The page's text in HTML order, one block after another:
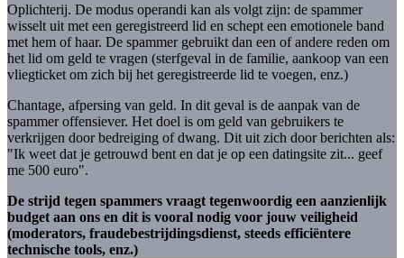
Oplichterij. De modus operandi kan als volgt zijn: de spammer
wisselt uit met een geregistreerd lid en schept een emotionele band
met hem of haar. De spammer gebruikt dan een of andere reden om
het lid om geld te vragen (sterfgeval in de familie, aankoop van een
vliegticket om zich bij het geregistreerde lid te voegen, enz.)
Chantage, afpersing van geld. In dit geval is de aanpak van de
spammer offensiever. Het doel is om geld van gebruikers te
verkrijgen door bedreiging of dwang. Dit uit zich door berichten als:
"Ik weet dat je getrouwd bent en dat je op een datingsite zit... geef
me 500 euro".
De strijd tegen spammers vraagt tegenwoordig een aanzienlijk
budget aan ons en dit is vooral nodig voor jouw veiligheid
(moderators, fraudebestrijdingsdienst, steeds efficiëntere
technische tools, enz.)